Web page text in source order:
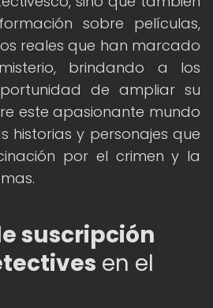
sobre películas,
reales que han marcado
brindando a los
de ampliar su
este apasionante mundo
historias y personajes que
por el crimen y la
suscripción
en el